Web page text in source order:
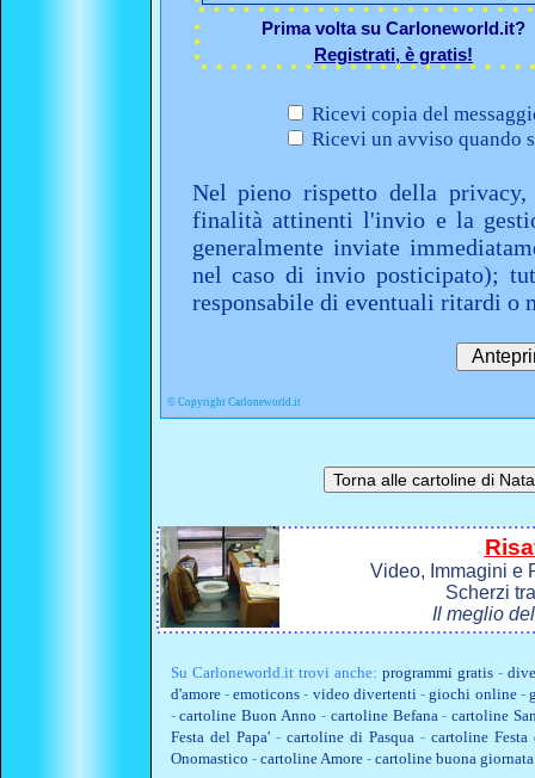
Prima volta su Carloneworld.it?
Registrati, è gratis!
Ricevi copia del
Ricevi un avviso quando
Nel pieno rispetto della
finalità attinenti l'invio e la
generalmente inviate
nel caso di invio posticipato);
responsabile di eventuali ritardi o
© Copyright Carloneworld.it
Video, Immagini e
Scherzi
Il meglio
Su Carloneworld.ittrovi anche: programmi gratis-
d'amore-emoticons - video divertenti-giochi online-
-cartoline Buon Anno - cartoline Befana-cartoline
Festa del Papa'- cartoline di Pasqua- cartoline Festa
Onomastico - cartoline Amore- cartoline buona giornata